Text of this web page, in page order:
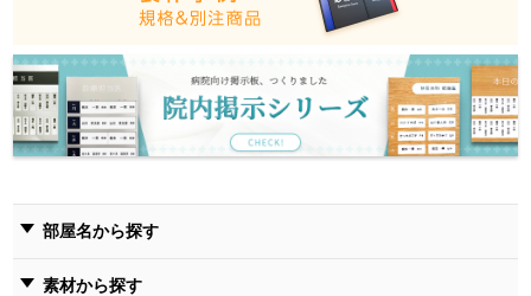
部屋名から探す
素材から探す